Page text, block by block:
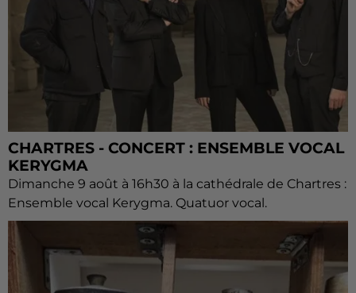
CHARTRES - CONCERT : ENSEMBLE VOCAL
KERYGMA
Dimanche 9 août à 16h30 à la cathédrale de Chartres :
Ensemble vocal Kerygma. Quatuor vocal.